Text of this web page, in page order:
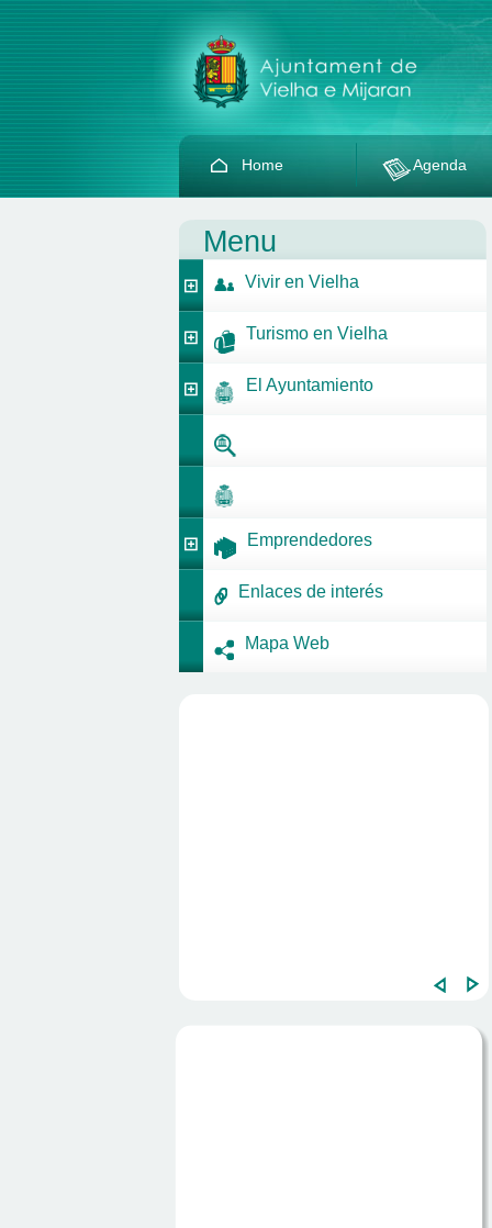
Home Agenda
Menu
Vivir en Vielha
Turismo en Vielha
El Ayuntamiento
Emprendedores
Enlaces de interés
Mapa Web